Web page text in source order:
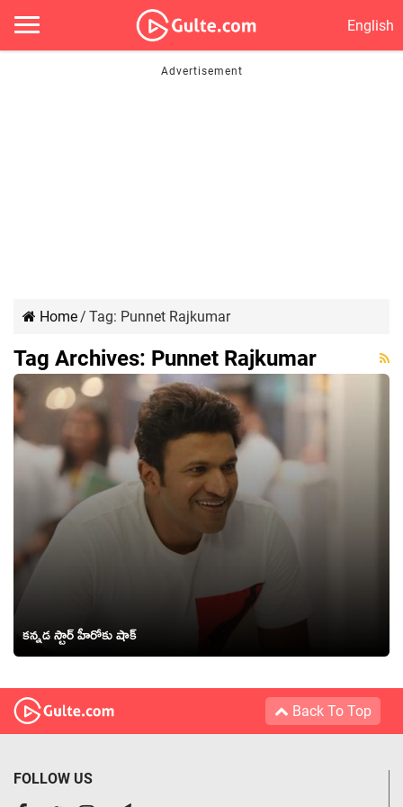
English
Home/ Tag: Punnet Rajkumar
Tag Archives: Punnet Rajkumar
కన్నడ స్టార్ హీరోకు షాక్
Back To Top
FOLLOW US